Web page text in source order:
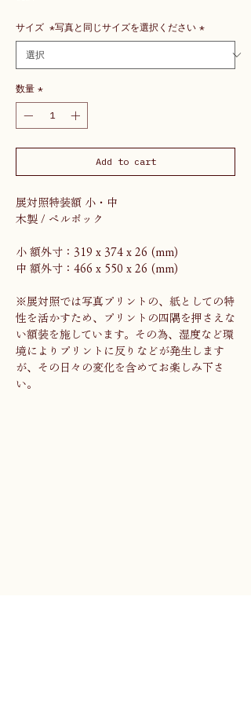
サイズ *写真と同じサイズを選択ください *
数量 *
Add to cart
展対照特装額 小・中
木製 / ペルポック
小 額外寸：319 x 374 x 26 (mm)
中 額外寸：466 x 550 x 26 (mm)
※展対照では写真プリントの、紙としての特
性を活かすため、プリントの四隅を押さえな
い額装を施しています。その為、湿度など環
境によりプリントに反りなどが発生します
が、その日々の変化を含めてお楽しみ下さ
い。